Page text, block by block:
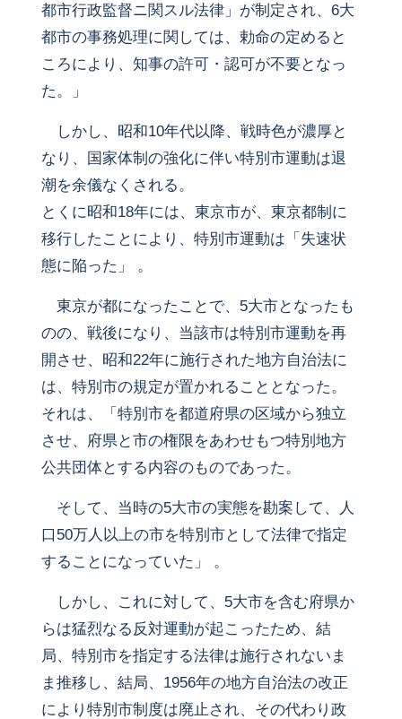
都市行政監督ニ関スル法律」が制定され、6大
都市の事務処理に関しては、勅命の定めると
ころにより、知事の許可・認可が不要となっ
た。」
しかし、昭和10年代以降、戦時色が濃厚と
なり、国家体制の強化に伴い特別市運動は退
潮を余儀なくされる。
とくに昭和18年には、東京市が、東京都制に
移行したことにより、特別市運動は「失速状
態に陥った」 。
東京が都になったことで、5大市となったも
のの、戦後になり、当該市は特別市運動を再
開させ、昭和22年に施行された地方自治法に
は、特別市の規定が置かれることとなった。
それは、「特別市を都道府県の区域から独立
させ、府県と市の権限をあわせもつ特別地方
公共団体とする内容のものであった。
そして、当時の5大市の実態を勘案して、人
口50万人以上の市を特別市として法律で指定
することになっていた」 。
しかし、これに対して、5大市を含む府県か
らは猛烈なる反対運動が起こったため、結
局、特別市を指定する法律は施行されないま
ま推移し、結局、1956年の地方自治法の改正
により特別市制度は廃止され、その代わり政